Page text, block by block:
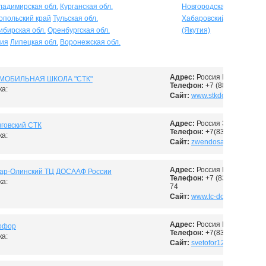
обл. Курганская обл.
край Тульская обл.
обл. Оренбургская обл.
Липецкая обл. Воронежская обл.
Новгородская обл.
Хабаровский край
(Якутия)
ШКОЛА "СТК"
Адрес: Россия Йошкар-
Телефон: +7 (88362)45-08-
Сайт: www.stkdosaaf-yola.ru
СТК
Адрес: Россия Звенигово
Телефон: +7(83645)7-16-
Сайт: zwendosaaf-yola.ru
Олинский ТЦ ДОСААФ России
Адрес: Россия Йошкар-
Телефон: +7 (8362) 44-88-
74
Сайт: www.tc-dosaaf.u
Адрес: Россия Йошкар-Ола
Телефон: +7(8362)466-
Сайт: svetofor12.ru